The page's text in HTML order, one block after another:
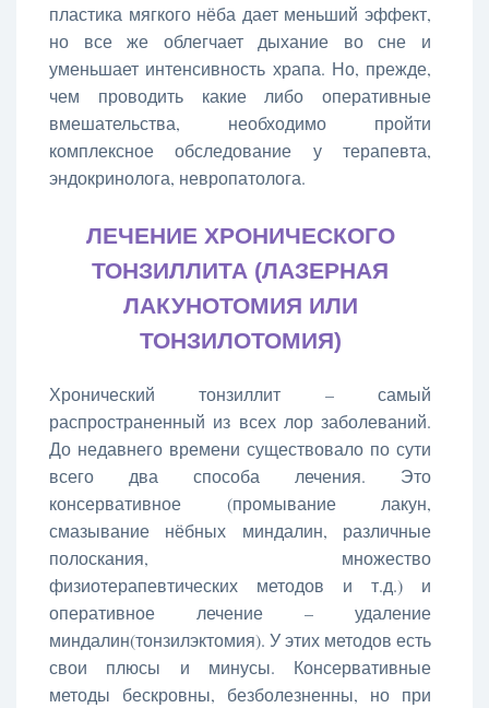
пластика мягкого нёба дает меньший эффект,
но все же облегчает дыхание во сне и
уменьшает интенсивность храпа. Но, прежде,
чем проводить какие либо оперативные
вмешательства, необходимо пройти
комплексное обследование у терапевта,
эндокринолога, невропатолога.
ЛЕЧЕНИЕ ХРОНИЧЕСКОГО
ТОНЗИЛЛИТА (ЛАЗЕРНАЯ
ЛАКУНОТОМИЯ ИЛИ
ТОНЗИЛОТОМИЯ)
Хронический тонзиллит – самый
распространенный из всех лор заболеваний.
До недавнего времени существовало по сути
всего два способа лечения. Это
консервативное (промывание лакун,
смазывание нёбных миндалин, различные
полоскания, множество
физиотерапевтических методов и т.д.) и
оперативное лечение – удаление
миндалин(тонзилэктомия). У этих методов есть
свои плюсы и минусы. Консервативные
методы бескровны, безболезненны, но при